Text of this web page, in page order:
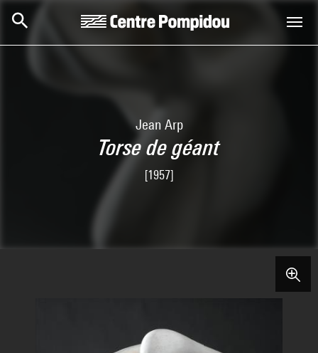
Centre Pompidou
Jean Arp
Torse de géant
[1957]